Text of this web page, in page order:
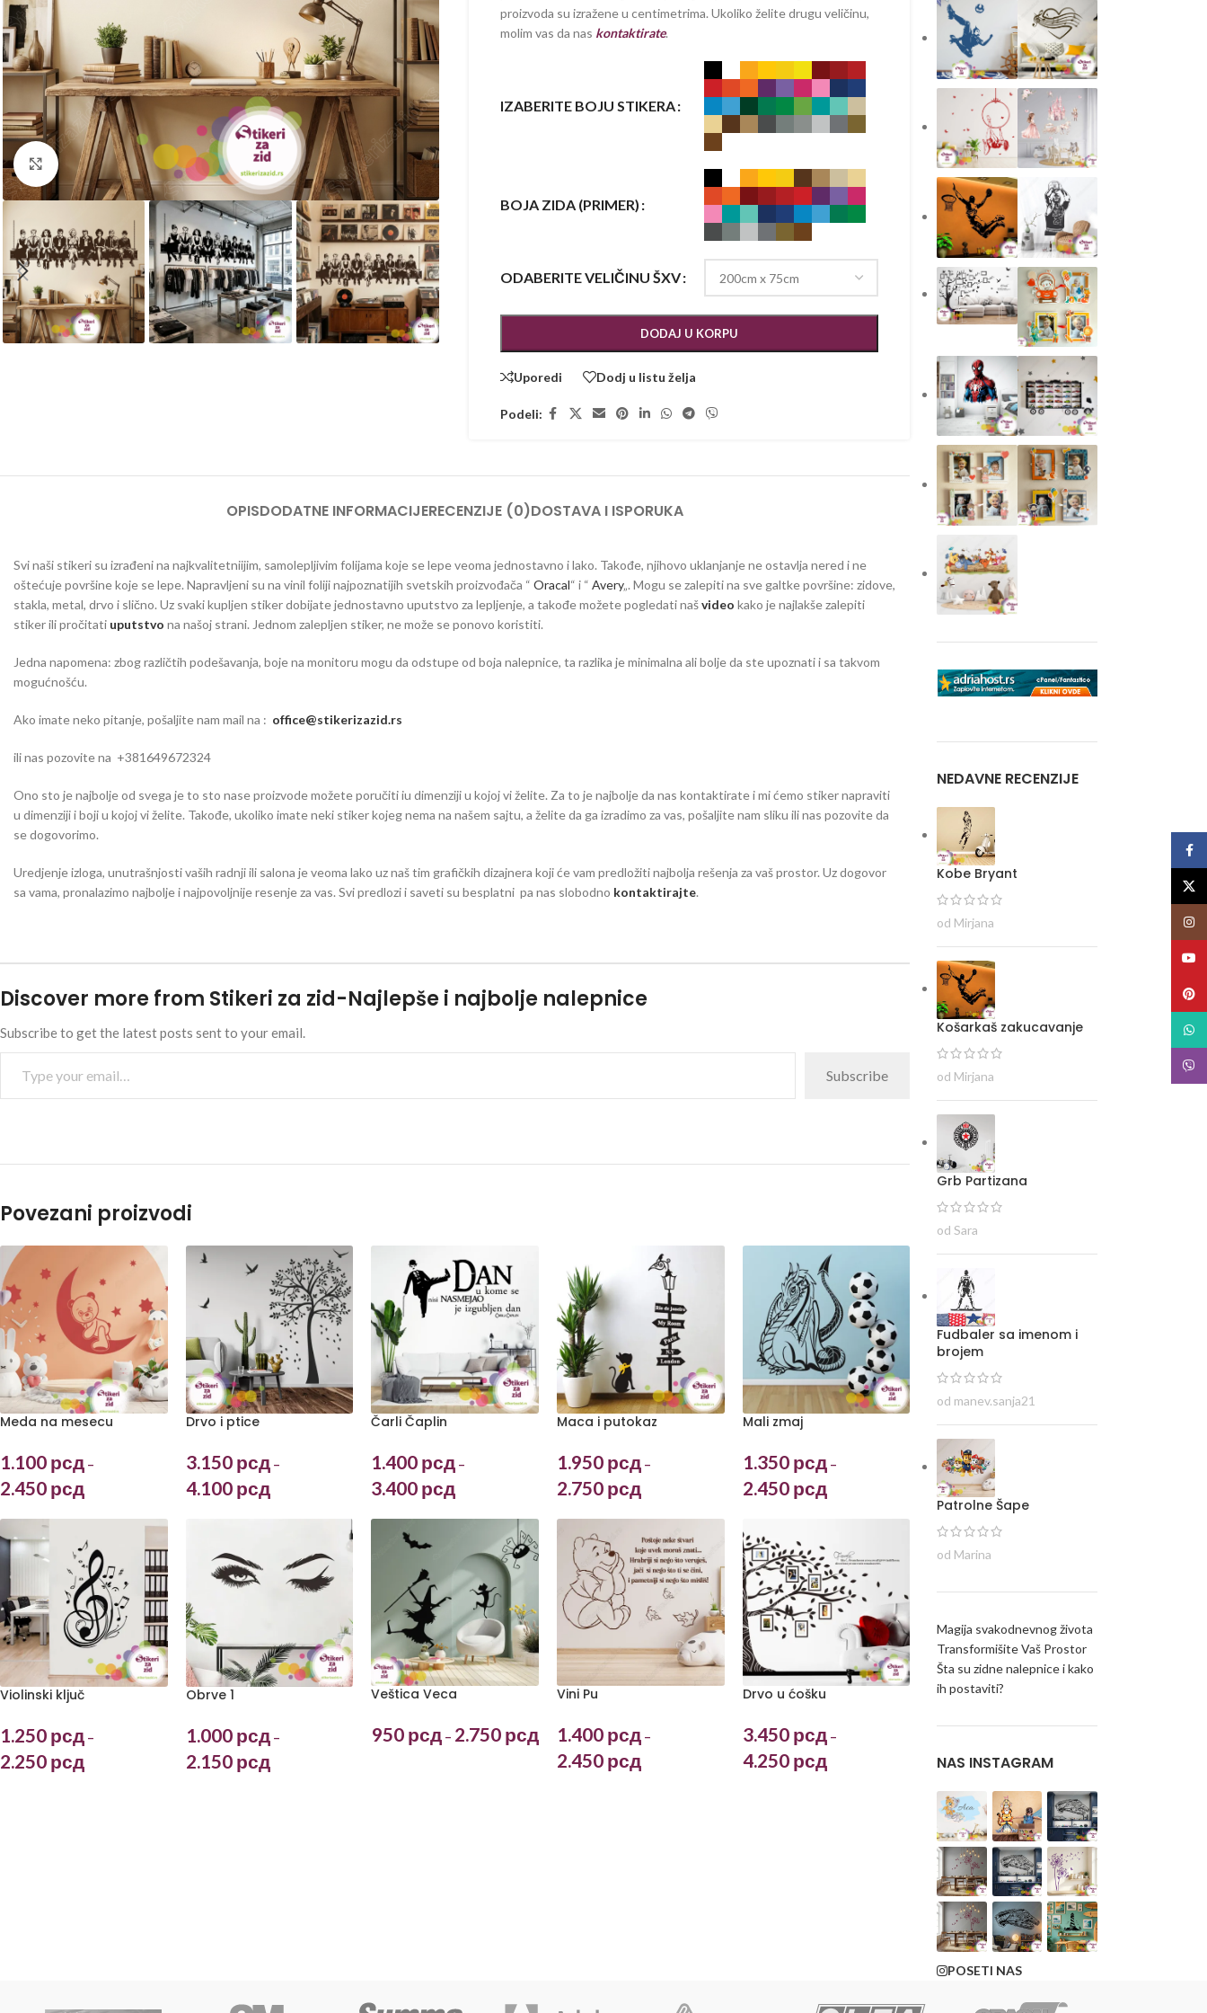
Kliknite za uvećanje
proizvoda su izražene u centimetrima. Ukoliko želite drugu veličinu,
molim vas da nas kontaktirate.
IZABERITE BOJU STIKERA
BOJA ZIDA (PRIMER)
ODABERITE VELIČINU ŠXV
DODAJ U KORPU
Uporedi Dodj u listu želja
Podeli:
OPISDODATNE INFORMACIJERECENZIJE (0)DOSTAVA I ISPORUKA
Svi naši stikeri su izrađeni na najkvalitetniijim, samolepljivim folijama koje se lepe veoma jednostavno i lako. Takođe, njihovo uklanjanje ne ostavlja nered i ne
oštećuje površine koje se lepe. Napravljeni su na vinil foliji najpoznatijih svetskih proizvođača “ Oracal“ i “ Avery„. Mogu se zalepiti na sve galtke površine: zidove,
stakla, metal, drvo i slično. Uz svaki kupljen stiker dobijate jednostavno uputstvo za lepljenje, a takođe možete pogledati našvideo kako je najlakše zalepiti
stiker ili pročitati uputstvo na našoj strani. Jednom zalepljen stiker, ne može se ponovo koristiti.
Jedna napomena: zbog različtih podešavanja, boje na monitoru mogu da odstupe od boja nalepnice, ta razlika je minimalna ali bolje da ste upoznati i sa takvom
mogućnošću.
Ako imate neko pitanje, pošaljite nam mail na : office@stikerizazid.rs
ili nas pozovite na +381649672324
Ono sto je najbolje od svega je to sto nase proizvode možete poručiti iu dimenziji u kojoj vi želite. Za to je najbolje da nas kontaktirate i mi ćemo stiker napraviti
u dimenziji i boji u kojoj vi želite. Takođe, ukoliko imate neki stiker kojeg nema na našem sajtu, a želite da ga izradimo za vas, pošaljite nam sliku ili nas pozovite da
se dogovorimo.
Uredjenje izloga, unutrašnjosti vaših radnji ili salona je veoma lako uz naš tim grafičkih dizajnera koji će vam predložiti najbolja rešenja za vaš prostor. Uz dogovor
sa vama, pronalazimo najbolje i najpovoljnije resenje za vas. Svi predlozi i saveti su besplatni pa nas slobodno kontaktirajte.
Discover more from Stikeri za zid-Najlepše i najbolje nalepnice
Subscribe to get the latest posts sent to your email.
Subscribe
Povezani proizvodi
Meda na mesecu
1.100 рсд –
2.450 рсд
Drvo i ptice
3.150 рсд –
4.100 рсд
Čarli Čaplin
1.400 рсд –
3.400 рсд
Maca i putokaz
1.950 рсд –
2.750 рсд
Mali zmaj
1.350 рсд –
2.450 рсд
Violinski ključ
1.250 рсд –
2.250 рсд
Obrve 1
1.000 рсд –
2.150 рсд
Veštica Veca
950 рсд – 2.750 рсд
Vini Pu
1.400 рсд –
2.450 рсд
Drvo u ćošku
3.450 рсд –
4.250 рсд
NEDAVNE RECENZIJE
Kobe Bryant
od Mirjana
Košarkaš zakucavanje
od Mirjana
Grb Partizana
od Sara
Fudbaler sa imenom i
brojem
od manev.sanja21
Patrolne Šape
od Marina
Magija svakodnevnog života
Transformišite Vaš Prostor
Šta su zidne nalepnice i kako
ih postaviti?
NAS INSTAGRAM
POSETI NAS
Viber